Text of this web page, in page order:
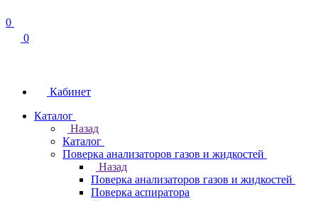
0
0
Кабинет
Каталог
Назад
Каталог
Поверка анализаторов газов и жидкостей
Назад
Поверка анализаторов газов и жидкостей
Поверка аспиратора